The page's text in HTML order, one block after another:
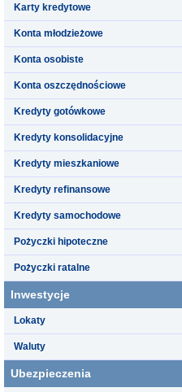
Karty kredytowe
Konta młodzieżowe
Konta osobiste
Konta oszczędnościowe
Kredyty gotówkowe
Kredyty konsolidacyjne
Kredyty mieszkaniowe
Kredyty refinansowe
Kredyty samochodowe
Pożyczki hipoteczne
Pożyczki ratalne
Inwestycje
Lokaty
Waluty
Ubezpieczenia